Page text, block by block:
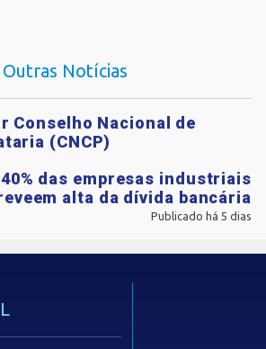
Outras Notícias
Conselho Nacional de
(CNCP)
das empresas industriais
alta da dívida bancária
Publicado há 5 dias